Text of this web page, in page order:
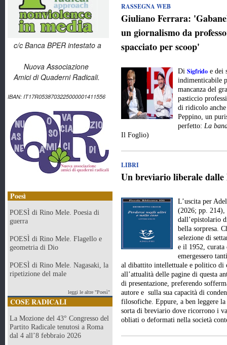
c/c Banca BPER intestato a
Nuova Associazione
Amici di Quaderni Radicali.
IBAN: IT17R0538703225000001411556
Poesì
POESÌ di Rino Mele. Poesia di
guerra
POESÌ di Rino Mele. Flagello e
geometria di Dio
POESÌ di Rino Mele. Nagasaki, la
ripetizione del male
leggi le altre "Poesì"
COSE RADICALI
La Mozione del 43° Congresso del
Partito Radicale tenutosi a Roma
dal 4 all’8 febbraio 2026
RASSEGNA WEB
Giuliano Ferrara:
un giornalismo da
spacciato per scoop'
Di Sigfrido e dei
indimenticabile
mancanza del
pasticcio
di ridicolo anche
Peppino, un
perfetto: La
Il Foglio)
LIBRI
Un breviario liberale dalle
L’uscita per
(2026; pp. 214),
dall’epistolario
bella sorpresa.
selezione di
e il 1952, curata
emergessero
al dibattito intellettuale e politico di
all’attualità delle pagine di questa
di presentazione, preferendo
autore e sulla sua capacità di
filosofiche. Eppure, a ben leggere la
sorta di breviario dove ricorrono i
obliati o deformati nella società